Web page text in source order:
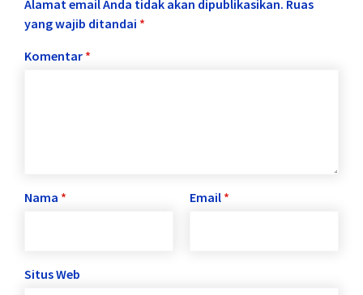
Alamat email Anda tidak akan dipublikasikan. Ruas
yang wajib ditandai *
Komentar *
Nama * Email *
Situs Web